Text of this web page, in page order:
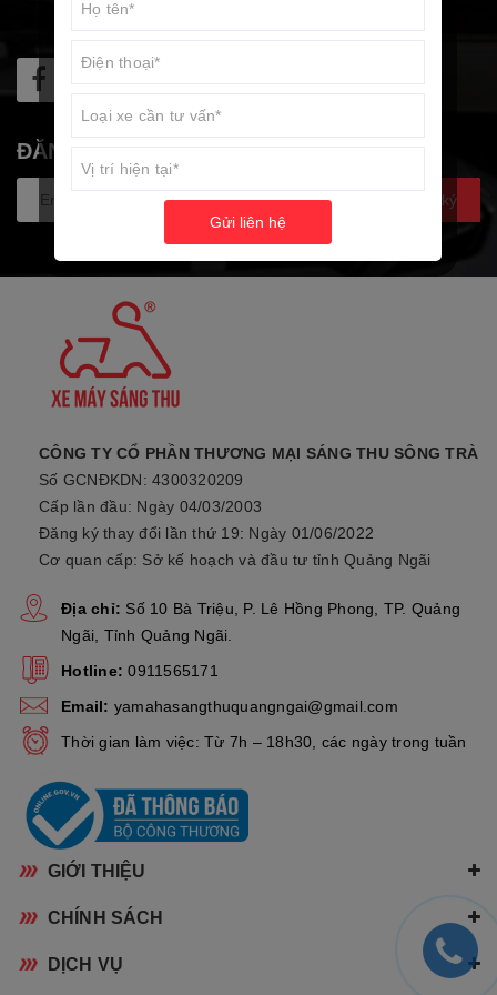
ĐĂNG KÝ NHẬN TIN
Đăng ký
CÔNG TY CỔ PHẦN THƯƠNG MẠI SÁNG THU SÔNG TRÀ
Số GCNĐKDN: 4300320209
Cấp lần đầu: Ngày 04/03/2003
Đăng ký thay đổi lần thứ 19: Ngày 01/06/2022
Cơ quan cấp: Sở kế hoạch và đầu tư tỉnh Quảng Ngãi
Địa chỉ: Số 10 Bà Triệu, P. Lê Hồng Phong, TP. Quảng
Ngãi, Tỉnh Quảng Ngãi.
Hotline: 0911565171
Email: yamahasangthuquangngai@gmail.com
Thời gian làm việc: Từ 7h – 18h30, các ngày trong tuần
GIỚI THIỆU
CHÍNH SÁCH
DỊCH VỤ
Gửi liên hệ